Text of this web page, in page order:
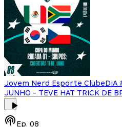
Jovem Nerd Esporte ClubeDIA
JUNHO - TEVE HAT TRICK DE
Ep. 08